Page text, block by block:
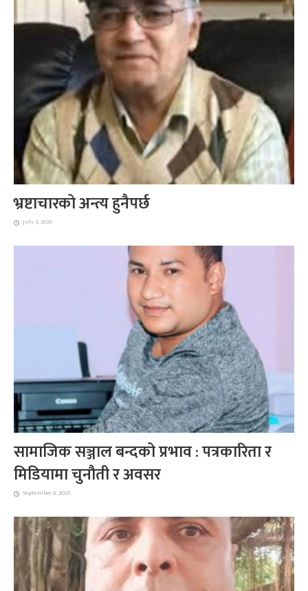
भ्रष्टाचारको अन्त्य हुनैपर्छ
July 3, 2026
सामाजिक सञ्जाल बन्दको प्रभाव : पत्रकारिता र
मिडियामा चुनौती र अवसर
September 8, 2025